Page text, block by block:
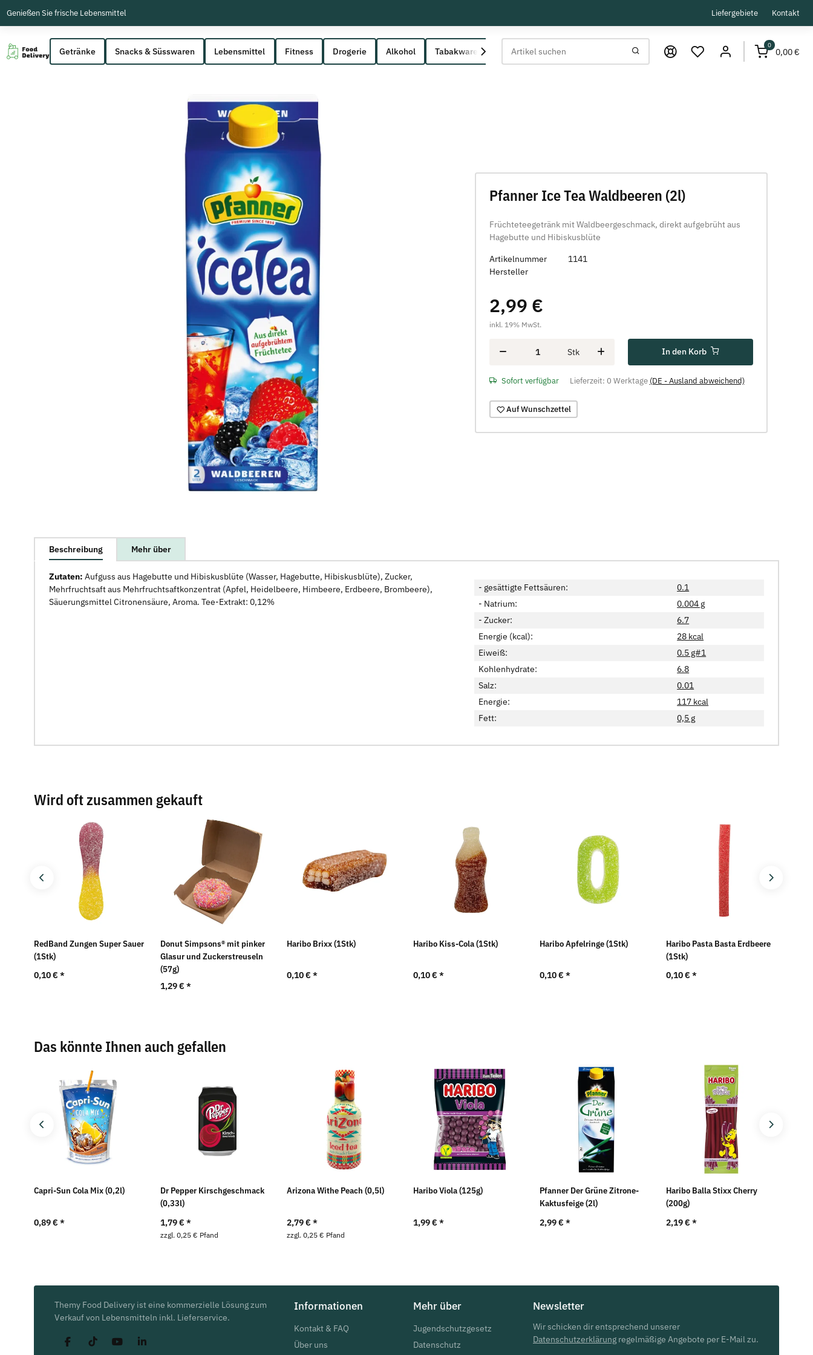
Liefergebiete Kontakt
Genießen Sie frische Lebensmittel
0
0,00 €
Getränke Snacks & Süsswaren Lebensmittel Fitness Drogerie Alkohol Tabakwaren
Pfanner Ice Tea Waldbeeren (2l)
Früchteteegetränk mit Waldbeergeschmack, direkt aufgebrüht aus
Hagebutte und Hibiskusblüte
Artikelnummer
1141
Hersteller
2,99 €
inkl. 19% MwSt.
Stk In den Korb
Sofort verfügbar Lieferzeit: 0 Werktage (DE - Ausland abweichend)
Auf Wunschzettel
Beschreibung Mehr über
Zutaten: Aufguss aus Hagebutte und Hibiskusblüte (Wasser, Hagebutte, Hibiskusblüte), Zucker,
Mehrfruchtsaft aus Mehrfruchtsaftkonzentrat (Apfel, Heidelbeere, Himbeere, Erdbeere, Brombeere),
Säuerungsmittel Citronensäure, Aroma. Tee-Extrakt: 0,12%
- gesättigte Fettsäuren:
0.1
- Natrium:
0.004 g
- Zucker:
6.7
Energie (kcal):
28 kcal
Eiweiß:
0.5 g#1
Kohlenhydrate:
6.8
Salz:
0.01
Energie:
117 kcal
Fett:
0,5 g
Wird oft zusammen gekauft
RedBand Zungen Super Sauer
(1Stk)
0,10 €*
Donut Simpsons® mit pinker
Glasur und Zuckerstreuseln
(57g)
1,29 €*
Haribo Brixx (1Stk)
0,10 €*
Haribo Kiss-Cola (1Stk)
0,10 €*
Haribo Apfelringe (1Stk)
0,10 €*
Haribo Pasta Basta Erdbeere
(1Stk)
0,10 €*
Das könnte Ihnen auch gefallen
Capri-Sun Cola Mix (0,2l)
0,89 €*
Dr Pepper Kirschgeschmack
(0,33l)
1,79 €*
zzgl. 0,25 € Pfand
Arizona Withe Peach (0,5l)
2,79 €*
zzgl. 0,25 € Pfand
Haribo Viola (125g)
1,99 €*
Pfanner Der Grüne Zitrone-
Kaktusfeige (2l)
2,99 €*
Haribo Balla Stixx Cherry
(200g)
2,19 €*
Themy Food Delivery ist eine kommerzielle Lösung zum
Verkauf von Lebensmitteln inkl. Lieferservice.
Informationen
Kontakt & FAQ
Über uns
Mehr über
Jugendschutzgesetz
Datenschutz
Newsletter
Wir schicken dir entsprechend unserer
Datenschutzerklärung regelmäßige Angebote per E-Mail zu.